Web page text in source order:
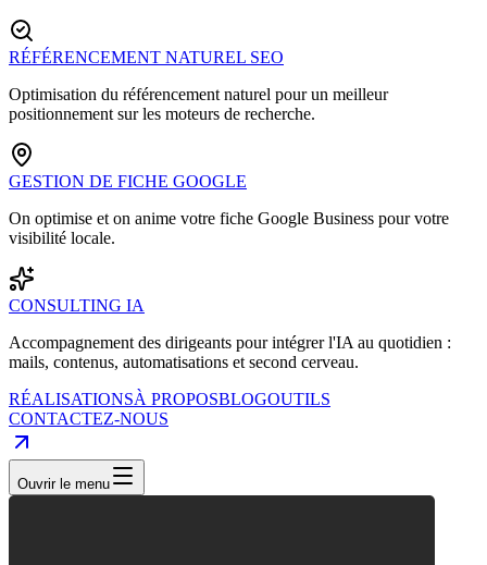
RÉFÉRENCEMENT NATUREL SEO
Optimisation du référencement naturel pour un meilleur
positionnement sur les moteurs de recherche.
GESTION DE FICHE GOOGLE
On optimise et on anime votre fiche Google Business pour votre
visibilité locale.
CONSULTING IA
Accompagnement des dirigeants pour intégrer l'IA au quotidien :
mails, contenus, automatisations et second cerveau.
RÉALISATIONSÀ PROPOSBLOGOUTILS
CONTACTEZ-NOUS
Ouvrir le menu